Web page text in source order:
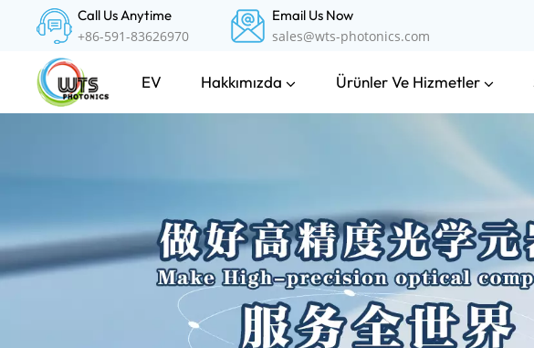
Call Us Anytime
+86-591-83626970
Email Us Now
sales@wts-photonics.com
EV Hakkımızda Ürünler Ve Hizmetler